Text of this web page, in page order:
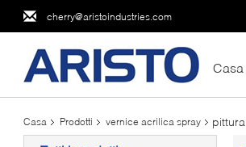
cherry@aristoindustries.com
Casa
Casa Prodotti vernice acrilica spray